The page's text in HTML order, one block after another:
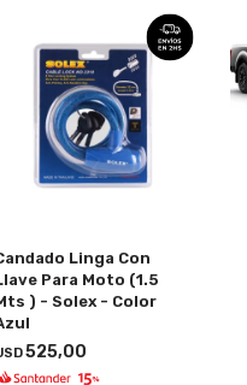
Linga Con
Para Moto (1.5
) - Solex - Color
525,00